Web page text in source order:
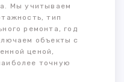
Мы учитываем
тип
ремонта, год
объекты с
ценой,
точную